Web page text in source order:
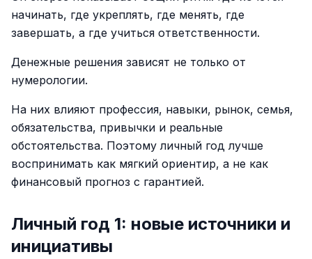
начинать, где укреплять, где менять, где
завершать, а где учиться ответственности.
Денежные решения зависят не только от
нумерологии.
На них влияют профессия, навыки, рынок, семья,
обязательства, привычки и реальные
обстоятельства. Поэтому личный год лучше
воспринимать как мягкий ориентир, а не как
финансовый прогноз с гарантией.
Личный год 1: новые источники и
инициативы